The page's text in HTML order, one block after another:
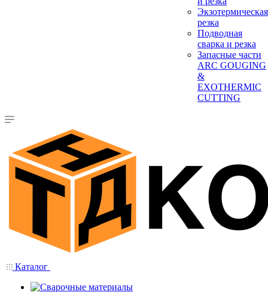
Экзотермическая
резка
Подводная
сварка и резка
Запасные части
ARC GOUGING
&
EXOTHERMIC
CUTTING
Каталог